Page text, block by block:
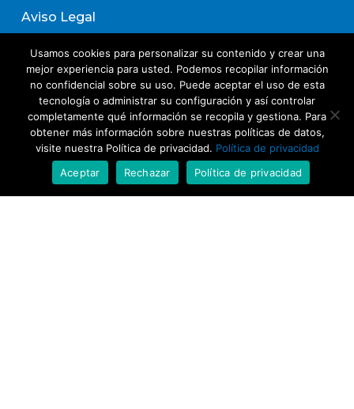
Aviso Legal
Política de Transparencia
Política de Evaluación de Proveedores
Suscribirse a nuestro boletín de actividades
Usamos cookies para personalizar su contenido y crear una
mejor experiencia para usted. Podemos recopilar información
no confidencial sobre su uso. Puede aceptar el uso de esta
tecnología o administrar su configuración y así controlar
completamente qué información se recopila y gestiona. Para
obtener más información sobre nuestras políticas de datos,
visite nuestra Política de privacidad. Política de privacidad
Aceptar
Rechazar Política de privacidad